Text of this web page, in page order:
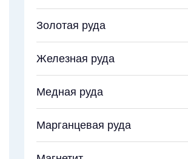
Золотая руда
Железная руда
Медная руда
Марганцевая руда